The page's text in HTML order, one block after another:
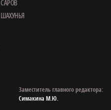
САРОВ
ШАХУНЬЯ
Заместитель главного редактора:
Симакина М.Ю.